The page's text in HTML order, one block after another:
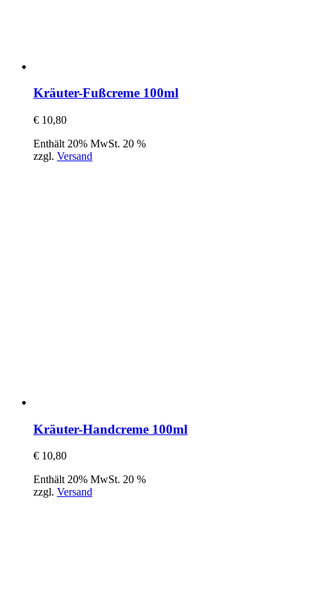
Kräuter-Fußcreme 100ml
€ 10,80
Enthält 20% MwSt. 20 %
zzgl. Versand
Kräuter-Handcreme 100ml
€ 10,80
Enthält 20% MwSt. 20 %
zzgl. Versand